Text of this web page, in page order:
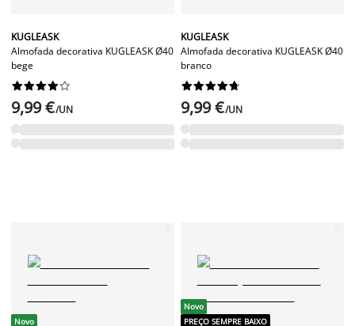
KUGLEASK
Almofada decorativa KUGLEASK Ø40
bege






9,99 €/UN
KUGLEASK
Almofada decorativa KUGLEASK Ø40
branco






9,99 €/UN
Novo
Novo
PREÇO SEMPRE BAIXO